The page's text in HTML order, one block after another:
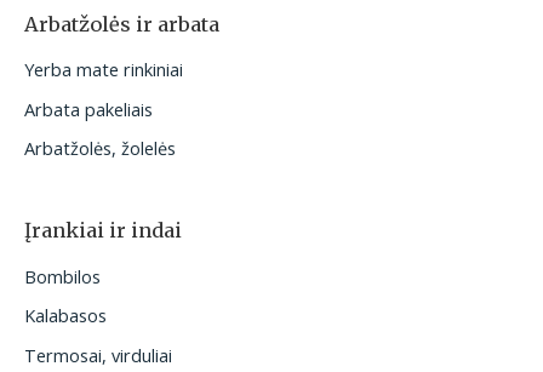
Arbatžolės ir arbata
Yerba mate rinkiniai
Arbata pakeliais
Arbatžolės, žolelės
Įrankiai ir indai
Bombilos
Kalabasos
Termosai, virduliai